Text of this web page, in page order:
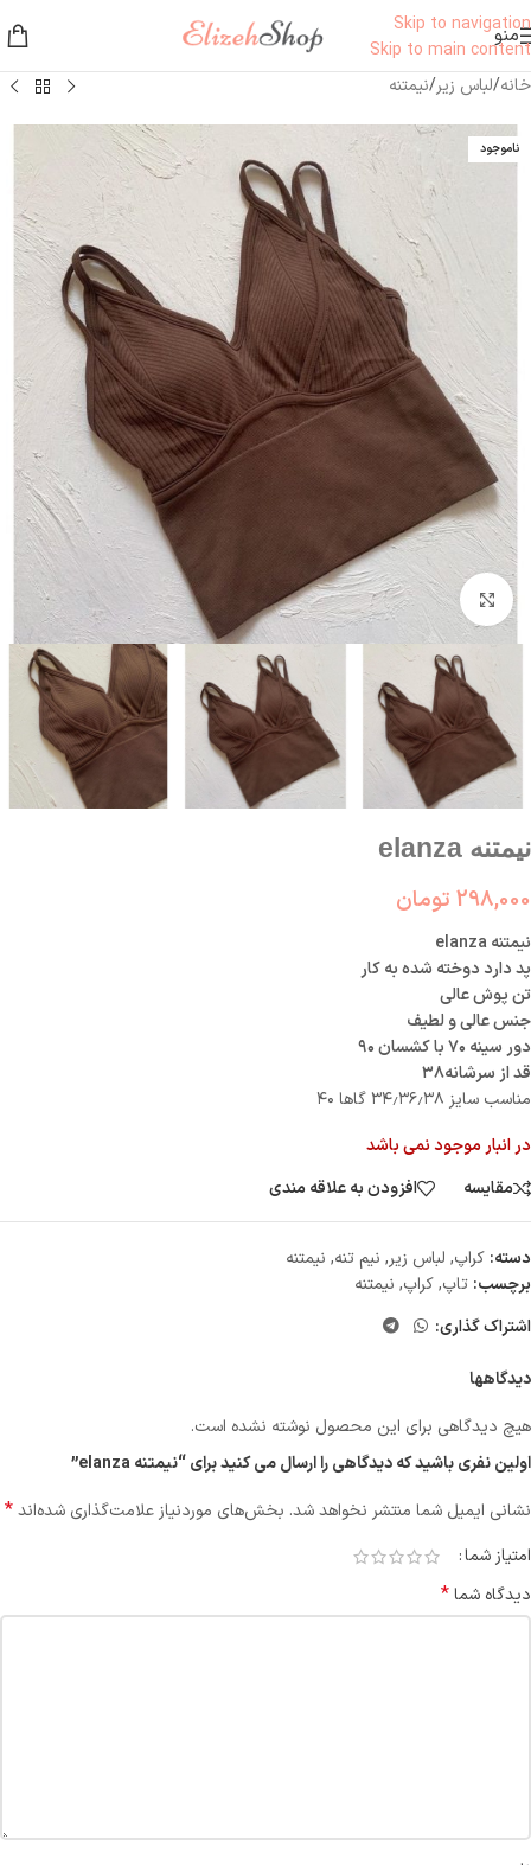
Skip to navigation
Skip to main content
منو
خانه/لباس زیر/نیمتنه
ناموجود
بزرگنمایی تصویر
نیمتنه elanza
298,000 تومان
نیمتنه elanza
پد دارد دوخته شده به کار
تن پوش عالی
جنس عالی و لطیف
دور سینه ۷۰ با کشسان ۹۰
قد از سرشانه۳۸
مناسب سایز ۳۴٫۳۶٫۳۸ گاها ۴۰
در انبار موجود نمی باشد
مقایسه
افزودن به علاقه مندی
دسته: کراپ, لباس زیر, نیم تنه, نیمتنه
برچسب: تاپ,کراپ, نیمتنه
اشتراک گذاری:
دیدگاهها
هیچ دیدگاهی برای این محصول نوشته نشده است.
اولین نفری باشید که دیدگاهی را ارسال می کنید برای “نیمتنه elanza”
نشانی ایمیل شما منتشر نخواهد شد. بخش‌های موردنیاز علامت‌گذاری شده‌اند*
امتیاز شما
دیدگاه شما*